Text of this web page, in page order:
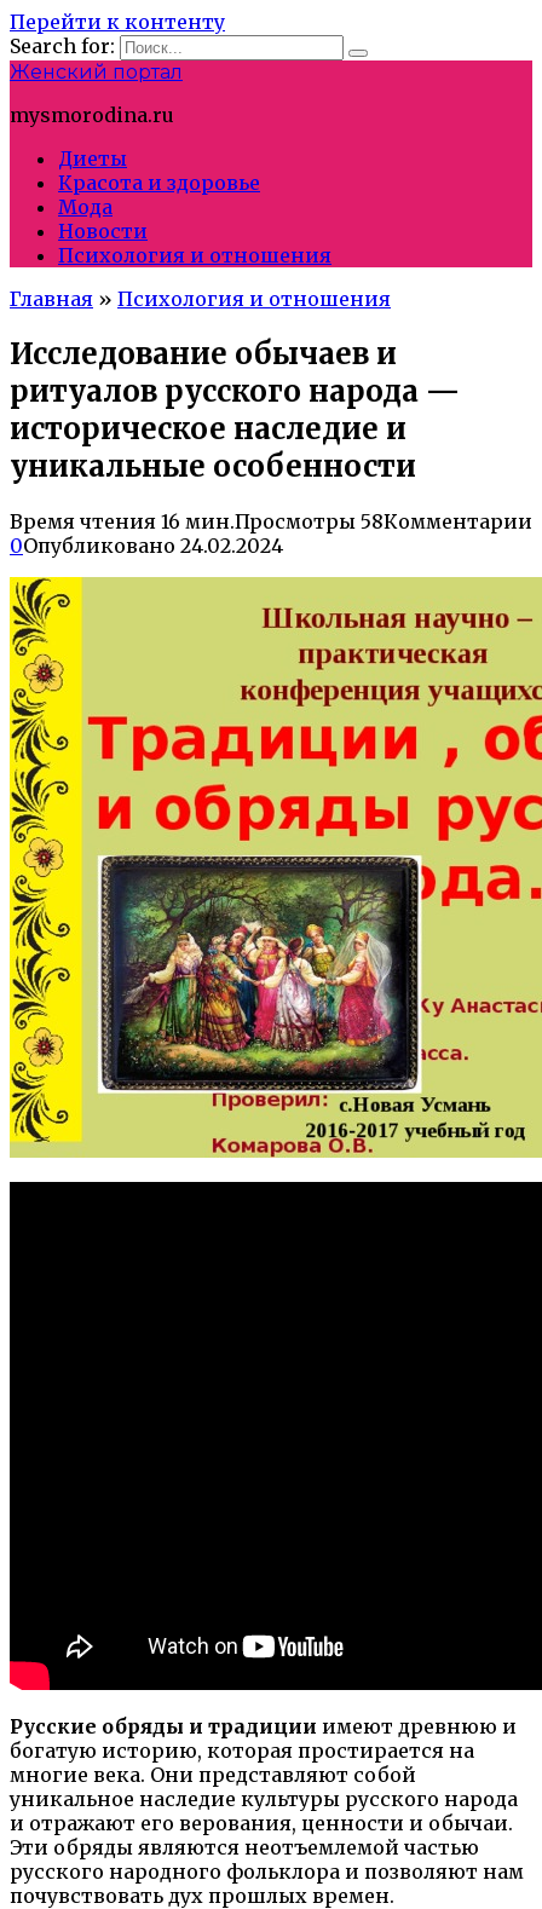
Перейти к контенту
Search for:
Женский портал
mysmorodina.ru
Диеты
Красота и здоровье
Мода
Новости
Психология и отношения
Главная » Психология и отношения
Исследование обычаев и
ритуалов русского народа —
историческое наследие и
уникальные особенности
Время чтения 16 мин.Просмотры 58Комментарии
0Опубликовано 24.02.2024
Русские обряды и традиции имеют древнюю и
богатую историю, которая простирается на
многие века. Они представляют собой
уникальное наследие культуры русского народа
и отражают его верования, ценности и обычаи.
Эти обряды являются неотъемлемой частью
русского народного фольклора и позволяют нам
почувствовать дух прошлых времен.